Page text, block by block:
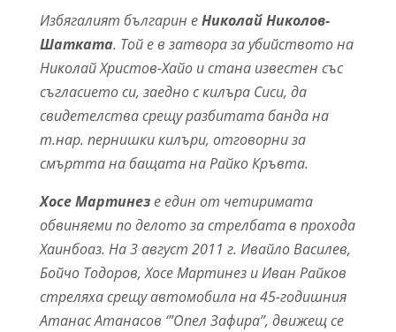
Избягалият българин еНиколай Николов-
Шатката. Той е в затвора за убийството на
Николай Христов-Хайо и стана известен със
съгласието си, заедно с килъра Сиси, да
свидетелства срещу разбитата банда на
т.нар. пернишки килъри, отговорни за
смъртта на бащата на Райко Кръвта.
Хосе Мартинезе един от четиримата
обвиняеми по делото за стрелбата в прохода
Хаинбоаз. На 3 август 2011 г. Ивайло Василев,
Бойчо Тодоров, Хосе Мартинез и Иван Райков
стреляха срещу автомобила на 45-годишния
Атанас Атанасов ‘”Опел Зафира”, движещ се